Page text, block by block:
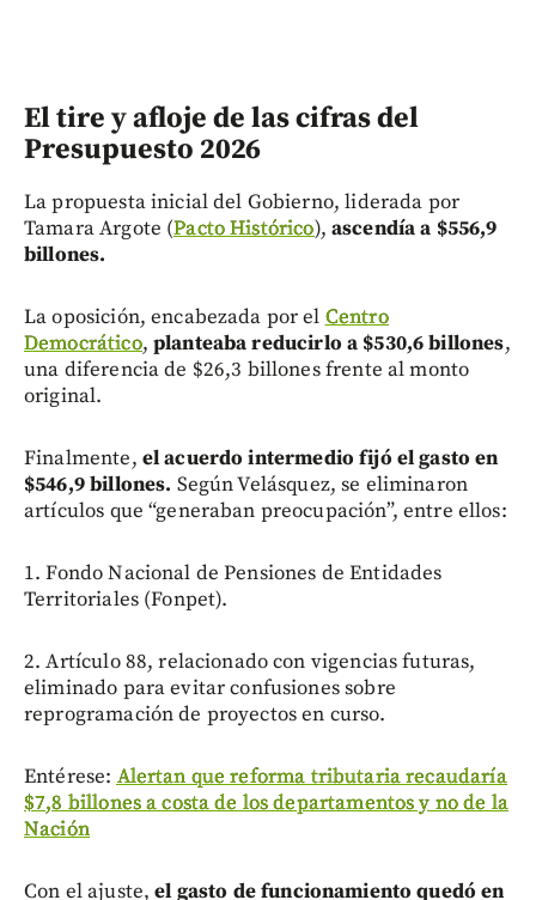
El tire y afloje de las cifras del
Presupuesto 2026
La propuesta inicial del Gobierno, liderada por
Tamara Argote (Pacto Histórico), ascendía a $556,9
billones.
La oposición, encabezada por el Centro
Democrático, planteaba reducirlo a $530,6 billones,
una diferencia de $26,3 billones frente al monto
original.
Finalmente, el acuerdo intermedio fijó el gasto en
$546,9 billones. Según Velásquez, se eliminaron
artículos que “generaban preocupación”, entre ellos:
1. Fondo Nacional de Pensiones de Entidades
Territoriales (Fonpet).
2. Artículo 88, relacionado con vigencias futuras,
eliminado para evitar confusiones sobre
reprogramación de proyectos en curso.
Entérese: Alertan que reforma tributaria recaudaría
$7,8 billones a costa de los departamentos y no de la
Nación
Con el ajuste,el gasto de funcionamiento quedó en